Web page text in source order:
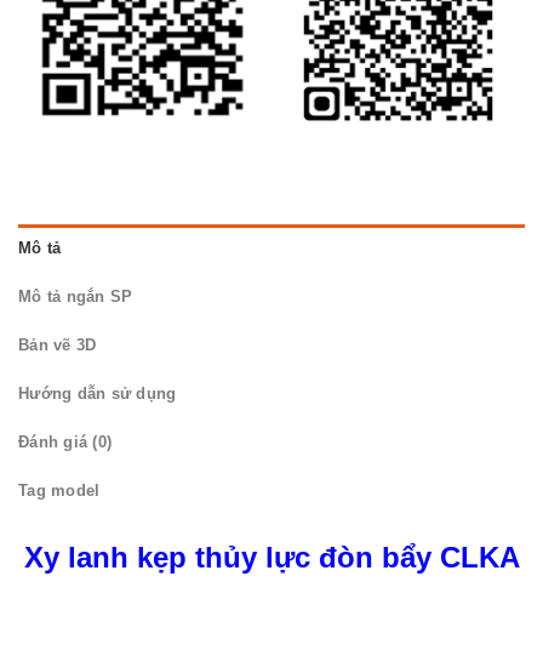
Mô tả
Mô tả ngắn SP
Bản vẽ 3D
Hướng dẫn sử dụng
Đánh giá (0)
Tag model
Xy lanh kẹp thủy lực đòn bẩy CLKA